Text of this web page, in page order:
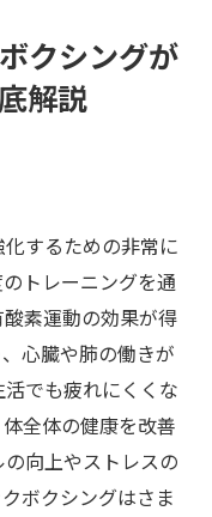
クシングが
解説
するための非常に
トレーニングを通
素運動の効果が得
心臓や肺の働きが
でも疲れにくくな
全体の健康を改善
向上やストレスの
ボクシングはさま